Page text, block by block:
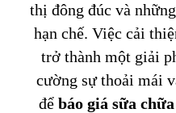
thị đông đúc và
hạn chế. Việc cải
trở thành một giải
cường sự thoải mái
để báo giá sữa